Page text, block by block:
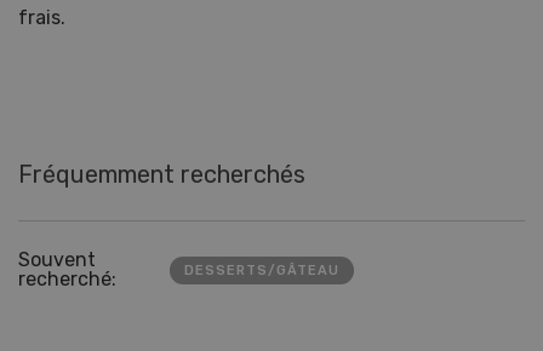
frais.
Fréquemment recherchés
Souvent
recherché:
DESSERTS/GÂTEAU